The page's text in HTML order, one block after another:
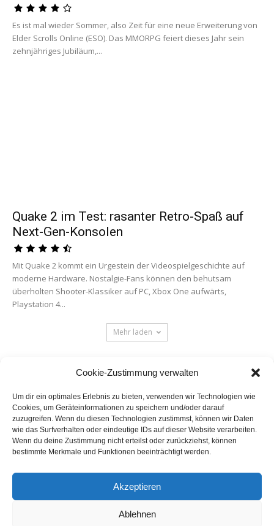
Cookie-Zustimmung verwalten
Um dir ein optimales Erlebnis zu bieten, verwenden wir Technologien wie
Cookies, um Geräteinformationen zu speichern und/oder darauf
zuzugreifen. Wenn du diesen Technologien zustimmst, können wir Daten
wie das Surfverhalten oder eindeutige IDs auf dieser Website verarbeiten.
Wenn du deine Zustimmung nicht erteilst oder zurückziehst, können
bestimmte Merkmale und Funktionen beeinträchtigt werden.
Akzeptieren
Ablehnen
Es ist mal wieder Sommer, also Zeit für eine neue Erweiterung von
Elder Scrolls Online (ESO). Das MMORPG feiert dieses Jahr sein
zehnjähriges Jubiläum,...
Quake 2 im Test: rasanter Retro-Spaß auf
Next-Gen-Konsolen
Mit Quake 2 kommt ein Urgestein der Videospielgeschichte auf
moderne Hardware. Nostalgie-Fans können den behutsam
überholten Shooter-Klassiker auf PC, Xbox One aufwärts,
Playstation 4...
Mehr laden